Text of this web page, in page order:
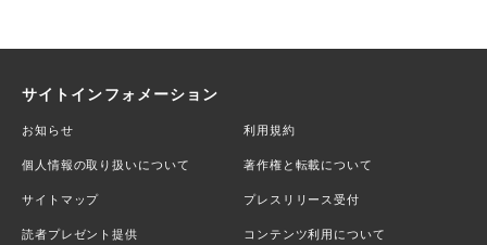
サイトインフォメーション
お知らせ 利用規約
個人情報の取り扱いについて 著作権と転載について
サイトマップ プレスリリース受付
読者プレゼント提供 コンテンツ利用について